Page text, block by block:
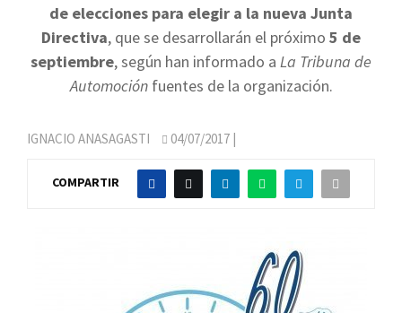
de elecciones para elegir a la nueva Junta
Directiva, que se desarrollarán el próximo 5 de
septiembre, según han informado a La Tribuna de
Automociónfuentes de la organización.
IGNACIO ANASAGASTI 04/07/2017 |
COMPARTIR